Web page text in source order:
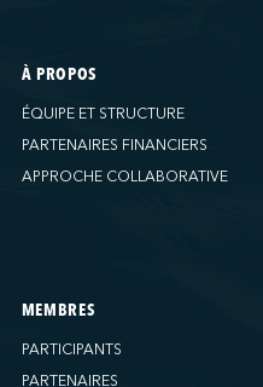
À PROPOS
ÉQUIPE ET STRUCTURE
PARTENAIRES FINANCIERS
APPROCHE COLLABORATIVE
MEMBRES
PARTICIPANTS
PARTENAIRES